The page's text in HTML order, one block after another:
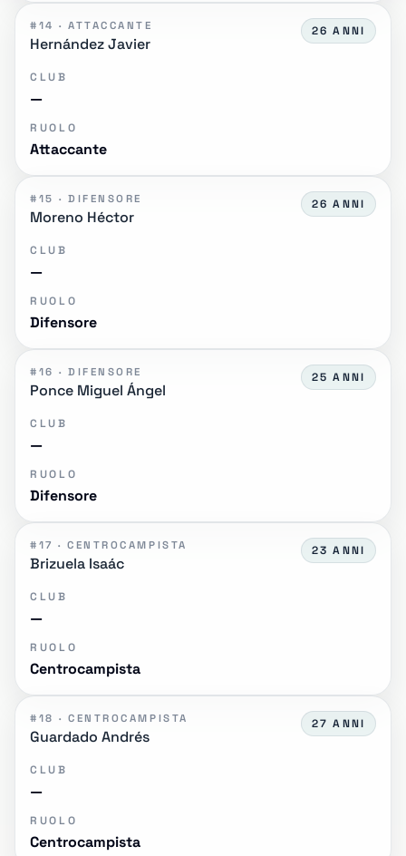
#14 · ATTACCANTE
Hernández Javier
26 ANNI
CLUB
—
RUOLO
Attaccante
#15 · DIFENSORE
Moreno Héctor
26 ANNI
CLUB
—
RUOLO
Difensore
#16 · DIFENSORE
Ponce Miguel Ángel
25 ANNI
CLUB
—
RUOLO
Difensore
#17 · CENTROCAMPISTA
Brizuela Isaác
23 ANNI
CLUB
—
RUOLO
Centrocampista
#18 · CENTROCAMPISTA
Guardado Andrés
27 ANNI
CLUB
—
RUOLO
Centrocampista